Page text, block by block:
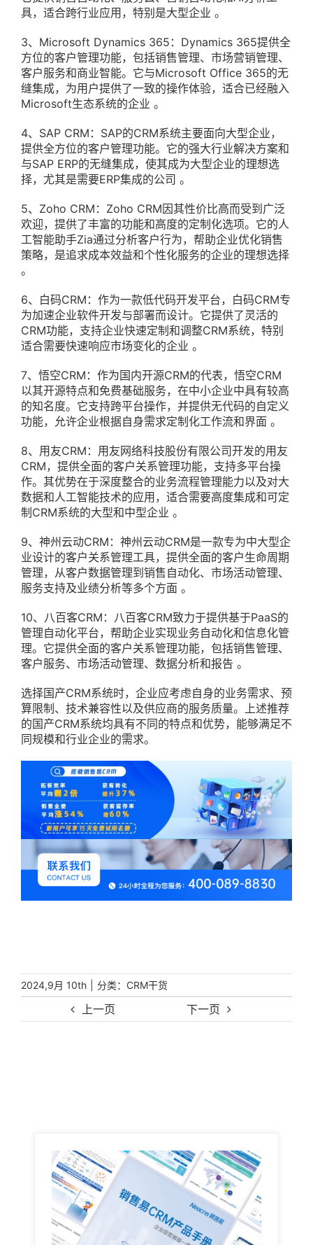
上一页 下一页
具，适合跨行业应用，特别是大型企业 。
3、Microsoft Dynamics 365：Dynamics 365提供全
方位的客户管理功能，包括销售管理、市场营销管理、
客户服务和商业智能。它与Microsoft Office 365的无
缝集成，为用户提供了一致的操作体验，适合已经融入
Microsoft生态系统的企业 。
4、SAP CRM：SAP的CRM系统主要面向大型企业，
提供全方位的客户管理功能。它的强大行业解决方案和
与SAP ERP的无缝集成，使其成为大型企业的理想选
择，尤其是需要ERP集成的公司 。
5、Zoho CRM：Zoho CRM因其性价比高而受到广泛
欢迎，提供了丰富的功能和高度的定制化选项。它的人
工智能助手Zia通过分析客户行为，帮助企业优化销售
策略，是追求成本效益和个性化服务的企业的理想选择
。
6、白码CRM：作为一款低代码开发平台，白码CRM专
为加速企业软件开发与部署而设计。它提供了灵活的
CRM功能，支持企业快速定制和调整CRM系统，特别
适合需要快速响应市场变化的企业 。
7、悟空CRM：作为国内开源CRM的代表，悟空CRM
以其开源特点和免费基础服务，在中小企业中具有较高
的知名度。它支持跨平台操作，并提供无代码的自定义
功能，允许企业根据自身需求定制化工作流和界面 。
8、用友CRM：用友网络科技股份有限公司开发的用友
CRM，提供全面的客户关系管理功能，支持多平台操
作。其优势在于深度整合的业务流程管理能力以及对大
数据和人工智能技术的应用，适合需要高度集成和可定
制CRM系统的大型和中型企业 。
9、神州云动CRM：神州云动CRM是一款专为中大型企
业设计的客户关系管理工具，提供全面的客户生命周期
管理，从客户数据管理到销售自动化、市场活动管理、
服务支持及业绩分析等多个方面 。
10、八百客CRM：八百客CRM致力于提供基于PaaS的
管理自动化平台，帮助企业实现业务自动化和信息化管
理。它提供全面的客户关系管理功能，包括销售管理、
客户服务、市场活动管理、数据分析和报告 。
选择国产CRM系统时，企业应考虑自身的业务需求、预
算限制、技术兼容性以及供应商的服务质量。上述推荐
的国产CRM系统均具有不同的特点和优势，能够满足不
同规模和行业企业的需求。
2024,9月 10th 分类： CRM干货